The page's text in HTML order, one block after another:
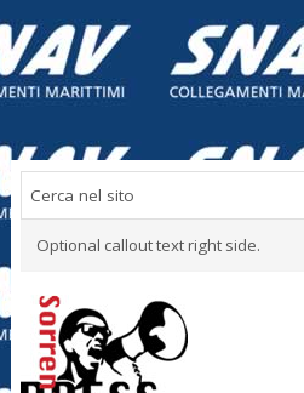
Optional callout text right side.